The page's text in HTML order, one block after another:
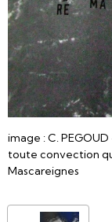
image : C.
toute convection
Mascareignes